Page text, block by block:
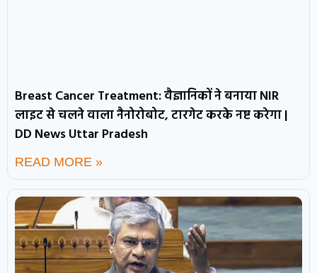
Breast Cancer Treatment: वैज्ञानिकों ने बनाया NIR
लाइट से चलने वाला नैनोरोबोट, टारगेट करके नष्ट करेगा |
DD News Uttar Pradesh
READ MORE »